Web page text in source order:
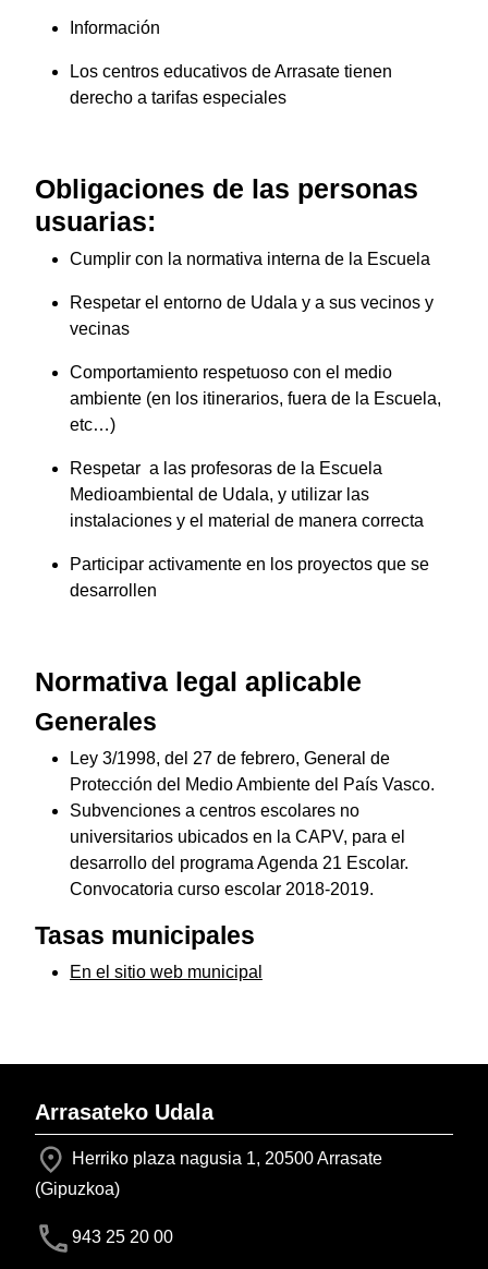
Información
Los centros educativos de Arrasate tienen
derecho a tarifas especiales
Obligaciones de las personas
usuarias:
Cumplir con la normativa interna de la Escuela
Respetar el entorno de Udala y a sus vecinos y
vecinas
Comportamiento respetuoso con el medio
ambiente (en los itinerarios, fuera de la Escuela,
etc…)
Respetar a las profesoras de la Escuela
Medioambiental de Udala, y utilizar las
instalaciones y el material de manera correcta
Participar activamente en los proyectos que se
desarrollen
Normativa legal aplicable
Generales
Ley 3/1998, del 27 de febrero, General de
Protección del Medio Ambiente del País Vasco.
Subvenciones a centros escolares no
universitarios ubicados en la CAPV, para el
desarrollo del programa Agenda 21 Escolar.
Convocatoria curso escolar 2018-2019.
Tasas municipales
En el sitio web municipal
Arrasateko Udala
Herriko plaza nagusia 1, 20500 Arrasate
(Gipuzkoa)
943 25 20 00